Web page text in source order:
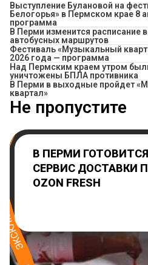
Выступление Булановой на
Белогорья» в Пермском крае 8
программа
​В Перми изменится расписание
автобусных маршрутов
Фестиваль «Музыкальный
2026 года — программа
Над Пермским краем утром
уничтожены БПЛА противника
В Перми в выходные пройдет
квартал»
Не пропустите
В ПЕРМИ
СЕРВИС ДОСТАВКИ
OZON FRESH